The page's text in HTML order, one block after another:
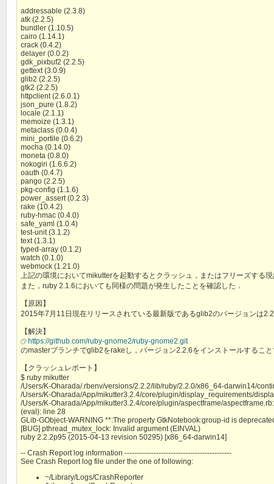
addressable (2.3.8)
atk (2.2.5)
bundler (1.10.5)
cairo (1.14.1)
crack (0.4.2)
delayer (0.0.2)
gdk_pixbuf2 (2.2.5)
gettext (3.0.9)
glib2 (2.2.5)
gtk2 (2.2.5)
httpclient (2.6.0.1)
json_pure (1.8.2)
locale (2.1.1)
memoize (1.3.1)
metaclass (0.0.4)
mini_portile (0.6.2)
mocha (0.14.0)
moneta (0.8.0)
nokogiri (1.6.6.2)
oauth (0.4.7)
pango (2.2.5)
pkg-config (1.1.6)
power_assert (0.2.3)
rake (10.4.2)
ruby-hmac (0.4.0)
safe_yaml (1.0.4)
test-unit (3.1.2)
text (1.3.1)
typed-array (0.1.2)
watch (0.1.0)
webmock (1.21.0)
上記の環境においてmikutterを起動するとクラッシュ，またはフリーズする現
また，ruby 2.1.6においても同様の問題が発生したことを確認した．
【原因】
2015年7月11日現在リリースされている最新版であるglib2のバージョンは
【解決】
https://github.com/ruby-gnome2/ruby-gnome2.git
のmasterブランチでglib2をrakeし，バージョン2.2.6をインストールすること
【クラッシュレポート】
$ ruby mikutter
/Users/K-Oharada/.rbenv/versions/2.2.2/lib/ruby/2.2.0/x86_64-darwin14/
/Users/K-Oharada/App/mikutter3.2.4/core/plugin/display_requirements/
/Users/K-Oharada/App/mikutter3.2.4/core/plugin/aspectframe/
(eval): line 28
GLib-GObject-WARNING **:The property GtkNotebook:group-id is
[BUG] pthread_mutex_lock: Invalid argument (EINVAL)
ruby 2.2.2p95 (2015-04-13 revision 50295) [x86_64-darwin14]
-- Crash Report log information --------------------------------------------
See Crash Report log file under the one of following:
~/Library/Logs/CrashReporter